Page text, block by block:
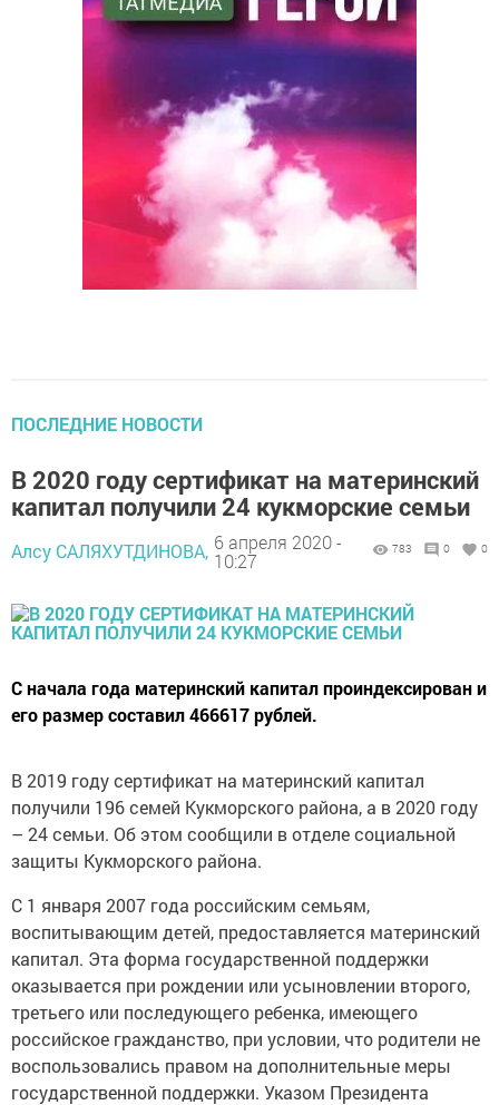
ПОСЛЕДНИЕ НОВОСТИ
В 2020 году сертификат на материнский
капитал получили 24 кукморские семьи
Алсу САЛЯХУТДИНОВА, 6 апреля 2020 -
10:27
783 0 0
С начала года материнский капитал проиндексирован и
его размер составил 466617 рублей.
В 2019 году сертификат на материнский капитал
получили 196 семей Кукморского района, а в 2020 году
– 24 семьи. Об этом сообщили в отделе социальной
защиты Кукморского района.
С 1 января 2007 года российским семьям,
воспитывающим детей, предоставляется материнский
капитал. Эта форма государственной поддержки
оказывается при рождении или усыновлении второго,
третьего или последующего ребенка, имеющего
российское гражданство, при условии, что родители не
воспользовались правом на дополнительные меры
государственной поддержки. Указом Президента